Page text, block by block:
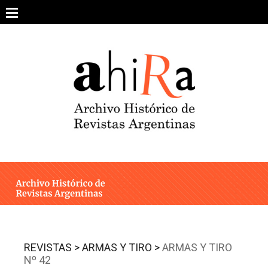
content
ARCHIVO DE REVISTAS
ESTUDIOS CRÍTICOS
INTEGRANTES
CONTACTO
REVISTAS >ARMAS Y TIRO >ARMAS Y TIRO
Nº 42